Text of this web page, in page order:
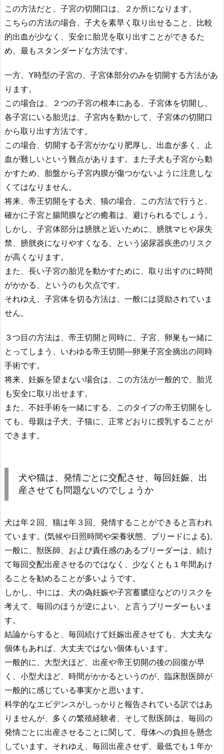
この方法だと、子宮の切開口は、２か所になります。
こちらの方法の場合、子犬を素早く取り出せること、比較
的出血が少なく、安全に胎児を取り出すことができるた
め、最もスタンダードな方法です。
一方、Y時型の子宮の、子宮体部分のみを切開する方法があ
ります。
この場合は、２つの子宮の根本にある、子宮体を切開し、
各子宮にいる胎児は、子宮内を動かして、子宮体の切開口
から取り出す方法です。
この場合、切開する子宮がかなり肥厚し、出血が多く、止
血が難しいという難点があります。また子犬も子宮から動
かすため、胎盤から子宮内膜が傷つかないように注意しな
くてはなりません。
将来、帝王切開をする犬、猫の場合、この方法で行うと、
確かに子宮と腸間膜などの癒着は、避けられるでしょう。
しかし、子宮体部分は膀胱と近いために、膀胱マヒや尿失
禁、膀胱炎になりやすくなる、という泌尿器疾患のリスク
が高くなります。
また、長い子宮の胎児を動かすために、取り出すのに時間
がかかる、というのも欠点です。
それゆえ、子宮体を切る方法は、一般には奨励されていま
せん。
３つ目の方法は、帝王切開と同時に、子宮、卵巣も一緒に
とってしまう、いわゆる帝王切開―卵巣子宮全摘出の同時
手術です。
将来、妊娠を望まない場合は、この方法が一般的で、胎児
も安全に取り出せます。
また、不妊手術を一緒にする、このタイプの帝王切開をし
ても、母親は子犬、子猫に、正常どおりに授乳することが
できます。
犬や猫は、発情ごとに交配させ、毎回妊娠、出
産させても問題ないのでしょうか
犬は年２回、猫は年３回、発情することができると言われ
ています。(気候や日照時間や栄養状態、ブリードによる)。
一般に、獣医師、および責任感のあるブリーダーは、続け
て毎回交配出産させるのではなく、少なくとも１年間あけ
ることを勧めることが多いようです。
しかし、中には、犬の偽妊娠や子宮蓄膿症などのリスクを
考えて、毎回のほうが逆によい、と言うブリーダーもいま
す。
結論からすると、毎回続けて妊娠出産させても、大丈夫な
個体もあれば、大丈夫ではない個体もいます。
一般的に、大型犬ほど、出産や帝王切開の後の回復が早
く、小型犬ほど、時間がかかるというのが、臨床獣医師が
一般的に感じている事実かと思います。
科学的なエビデンスがしっかりと報告されている訳ではあ
りませんが、多くの繁殖経験者、そして獣医師は、毎回の
発情ごとに出産させることに関して、母体への負担を懸念
しています。それゆえ、毎回出産させず、最低でも１年か